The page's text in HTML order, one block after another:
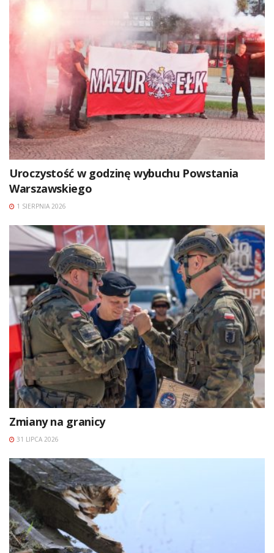
Uroczystość w godzinę wybuchu Powstania
Warszawskiego
1 SIERPNIA 2026
Zmiany na granicy
31 LIPCA 2026